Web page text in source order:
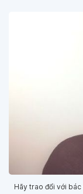
Hãy trao đổi với